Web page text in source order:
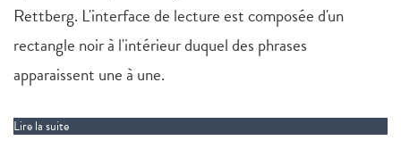
Rettberg. L'interface de lecture est composée d'un
rectangle noir à l'intérieur duquel des phrases
apparaissent une à une.
Lire la suite